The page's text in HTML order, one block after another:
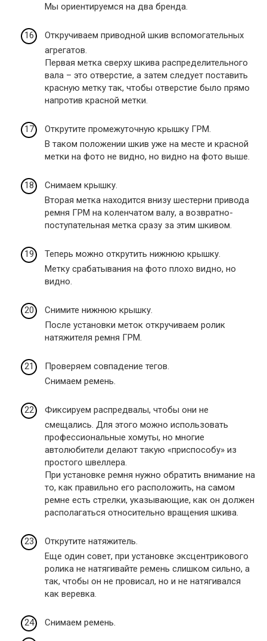
Мы ориентируемся на два бренда.
Откручиваем приводной шкив вспомогательных
агрегатов.
Первая метка сверху шкива распределительного
вала – это отверстие, а затем следует поставить
красную метку так, чтобы отверстие было прямо
напротив красной метки.
Открутите промежуточную крышку ГРМ.
В таком положении шкив уже на месте и красной
метки на фото не видно, но видно на фото выше.
Снимаем крышку.
Вторая метка находится внизу шестерни привода
ремня ГРМ на коленчатом валу, а возвратно-
поступательная метка сразу за этим шкивом.
Теперь можно открутить нижнюю крышку.
Метку срабатывания на фото плохо видно, но
видно.
Снимите нижнюю крышку.
После установки меток откручиваем ролик
натяжителя ремня ГРМ.
Проверяем совпадение тегов.
Снимаем ремень.
Фиксируем распредвалы, чтобы они не
смещались. Для этого можно использовать
профессиональные хомуты, но многие
автолюбители делают такую ​​«приспособу» из
простого швеллера.
При установке ремня нужно обратить внимание на
то, как правильно его расположить, на самом
ремне есть стрелки, указывающие, как он должен
располагаться относительно вращения шкива.
Открутите натяжитель.
Еще один совет, при установке эксцентрикового
ролика не натягивайте ремень слишком сильно, а
так, чтобы он не провисал, но и не натягивался
как веревка.
Снимаем ремень.